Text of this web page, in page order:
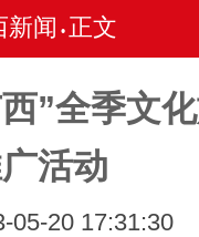
新闻 • 正文
”全季文
活动
05-20 17:31:30